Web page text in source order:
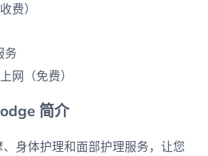
费）
务
网（免费）
简介
身体护理和面部护理服务，让您